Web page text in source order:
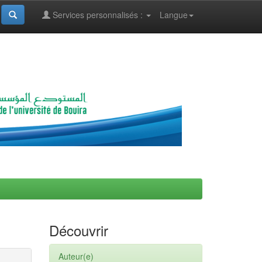
Langue
Services personnalisés :
Découvrir
Auteur(e)